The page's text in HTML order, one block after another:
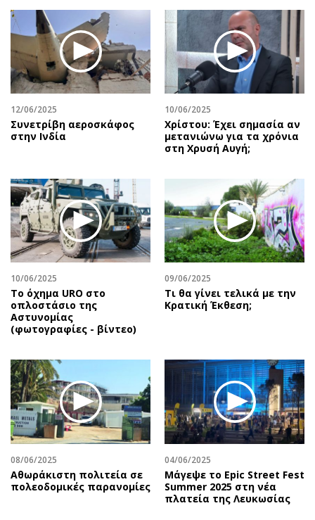
12/06/2025
Συνετρίβη αεροσκάφος
στην Ινδία
10/06/2025
Χρίστου: Έχει σημασία αν
μετανιώνω για τα χρόνια
στη Χρυσή Αυγή;
10/06/2025
Το όχημα URO στο
οπλοστάσιο της
Αστυνομίας
(φωτογραφίες - βίντεο)
09/06/2025
Τι θα γίνει τελικά με την
Κρατική Έκθεση;
08/06/2025
Αθωράκιστη πολιτεία σε
πολεοδομικές παρανομίες
04/06/2025
Μάγεψε το Epic Street Fest
Summer 2025 στη νέα
πλατεία της Λευκωσίας